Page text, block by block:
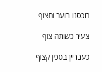
רוכסנו בוער וחצוף
צעיר כשותה צוף
כעבריין בסכין קצוף